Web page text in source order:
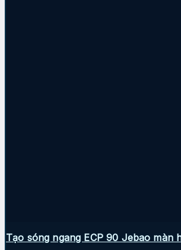
Tạo sóng ngang ECP 90 Jebao màn